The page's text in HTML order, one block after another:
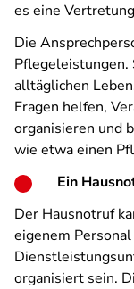
es eine
Die
Pflegeleistungen.
alltäglichen
Fragen helfen,
organisieren und
wie etwa einen
Ein
Der Hausnotruf
eigenem
organisiert sein.